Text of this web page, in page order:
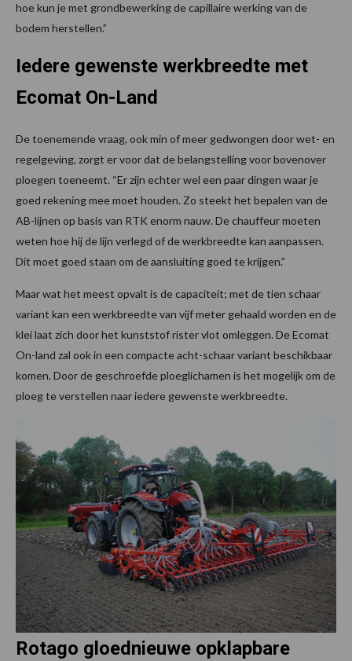
hoe kun je met grondbewerking de capillaire werking van de
bodem herstellen.”
Iedere gewenste werkbreedte met
Ecomat On-Land
De toenemende vraag, ook min of meer gedwongen door wet- en
regelgeving, zorgt er voor dat de belangstelling voor bovenover
ploegen toeneemt. “Er zijn echter wel een paar dingen waar je
goed rekening mee moet houden. Zo steekt het bepalen van de
AB-lijnen op basis van RTK enorm nauw. De chauffeur moeten
weten hoe hij de lijn verlegd of de werkbreedte kan aanpassen.
Dit moet goed staan om de aansluiting goed te krijgen.”
Maar wat het meest opvalt is de capaciteit; met de tien schaar
variant kan een werkbreedte van vijf meter gehaald worden en de
klei laat zich door het kunststof rister vlot omleggen. De Ecomat
On-land zal ook in een compacte acht-schaar variant beschikbaar
komen. Door de geschroefde ploeglichamen is het mogelijk om de
ploeg te verstellen naar iedere gewenste werkbreedte.
Rotago gloednieuwe opklapbare